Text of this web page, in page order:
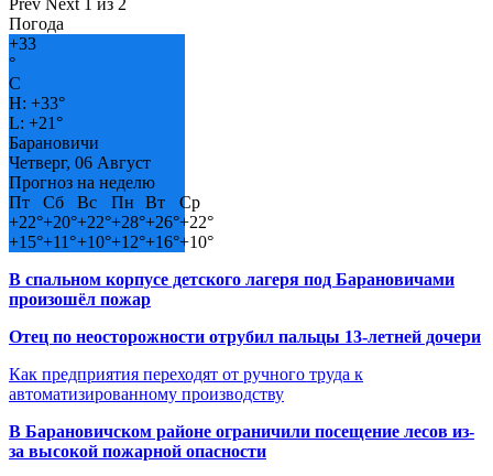
Prev Next 1 из 2
Погода
+33
°
C
H: +33°
L: +21°
Барановичи
Четверг, 06 Август
Прогноз на неделю
Пт
Сб Вс Пн Вт
Ср
+22°+20°+22°+28°+26°+22°
+15°+11°+10°+12°+16°+10°
В спальном корпусе детского лагеря под Барановичами
произошёл пожар
Отец по неосторожности отрубил пальцы 13-летней дочери
Как предприятия переходят от ручного труда к
автоматизированному производству
В Барановичском районе ограничили посещение лесов из-
за высокой пожарной опасности